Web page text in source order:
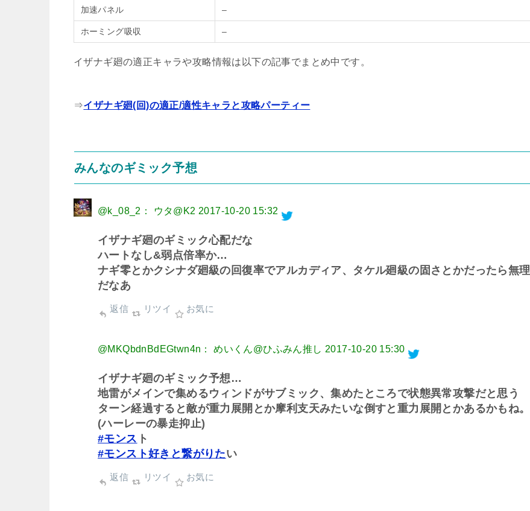
加速パネル –
ホーミング吸収 –
イザナギ廻の適正キャラや攻略情報は以下の記事でまとめ中です。
⇒イザナギ廻(回)の適正/適性キャラと攻略パーティー
みんなのギミック予想
@k_08_2： ウタ@K2 2017-10-20 15:32
イザナギ廻のギミック心配だな
ハートなし&弱点倍率か…
ナギ零とかクシナダ廻級の回復率でアルカディア、タケル廻級の固さとかだったら無理
だなあ
返信 リツイ お気に
@MKQbdnBdEGtwn4n： めいくん@ひふみん推し 2017-10-20 15:30
イザナギ廻のギミック予想…
地雷がメインで集めるウィンドがサブミック、集めたところで状態異常攻撃だと思う
ターン経過すると敵が重力展開とか摩利支天みたいな倒すと重力展開とかあるかもね。
(ハーレーの暴走抑止)
#モンス ト
#モンスト好きと繋がりたい
返信 リツイ お気に